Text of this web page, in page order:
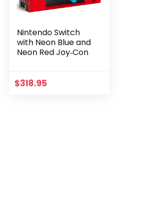
Nintendo Switch
with Neon Blue and
Neon Red Joy‑Con
$318.95